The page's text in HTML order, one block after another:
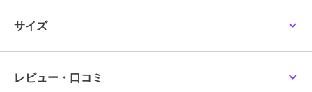
>>無料ギフトサービスについての詳細はこちら
ブランド
サイズ
レビュー・口コミ